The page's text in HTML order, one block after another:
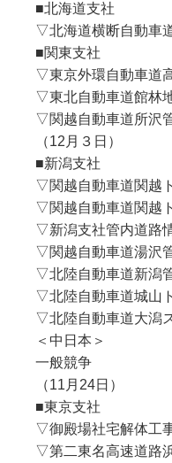
■北海道支社
▽北海道横断自動車
■関東支社
▽東京外環自動車道
▽東北自動車道館林
▽関越自動車道所沢
（12月３日）
■新潟支社
▽関越自動車道関越
▽関越自動車道関越
▽新潟支社管内道路
▽関越自動車道湯沢
▽北陸自動車道新潟
▽北陸自動車道城山
▽北陸自動車道大潟
＜中日本＞
一般競争
（11月24日）
■東京支社
▽御殿場社宅解体工
▽第二東名高速道路